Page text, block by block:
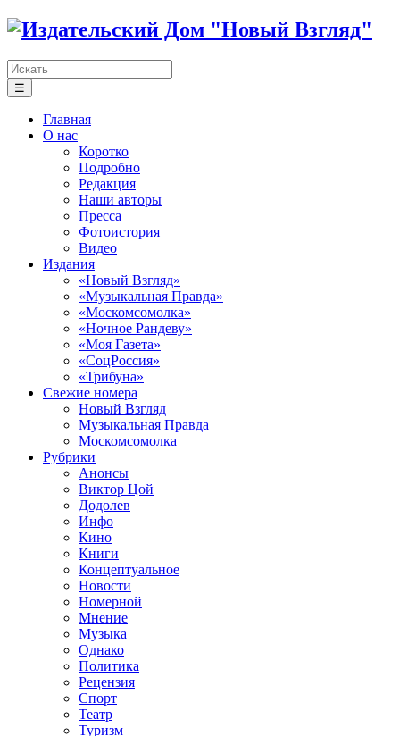
☰
Главная
О нас
Коротко
Подробно
Редакция
Наши авторы
Пресса
Фотоистория
Видео
Издания
«Новый Взгляд»
«Музыкальная Правда»
«Москомсомолка»
«Ночное Рандеву»
«Моя Газета»
«СоцРоссия»
«Трибуна»
Свежие номера
Новый Взгляд
Музыкальная Правда
Москомсомолка
Рубрики
Анонсы
Виктор Цой
Додолев
Инфо
Кино
Книги
Концептуальное
Новости
Номерной
Мнение
Музыка
Однако
Политика
Рецензия
Спорт
Театр
Туризм